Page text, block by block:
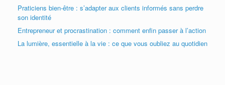
Praticiens bien-être : s’adapter aux clients informés sans perdre
son identité
Entrepreneur et procrastination : comment enfin passer à l’action
La lumière, essentielle à la vie : ce que vous oubliez au quotidien